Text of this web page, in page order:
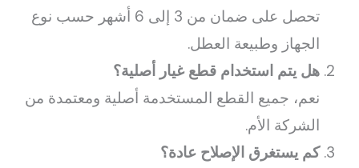
تحصل على ضمان من 3 إلى 6 أشهر حسب نوع
الجهاز وطبيعة العطل.
هل يتم استخدام قطع غيار أصلية؟
نعم، جميع القطع المستخدمة أصلية ومعتمدة من
الشركة الأم.
كم يستغرق الإصلاح عادة؟